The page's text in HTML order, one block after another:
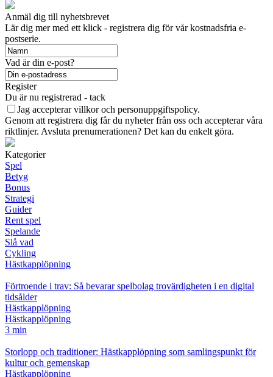
Anmäl dig till nyhetsbrevet
Lär dig mer med ett klick - registrera dig för vår kostnadsfria e-
postserie.
Vad är din e-post?
Register
Du är nu registrerad - tack
Jag accepterar villkor och personuppgiftspolicy.
Genom att registrera dig får du nyheter från oss och accepterar våra
riktlinjer. Avsluta prenumerationen? Det kan du enkelt göra.
Kategorier
Spel
Betyg
Bonus
Strategi
Guider
Rent spel
Spelande
Slå vad
Cykling
Hästkapplöpning
Förtroende i trav: Så bevarar spelbolag trovärdigheten i en digital
tidsålder
Hästkapplöpning
Hästkapplöpning
3 min
Storlopp och traditioner: Hästkapplöpning som samlingspunkt för
kultur och gemenskap
Hästkapplöpning